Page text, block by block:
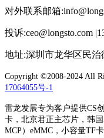
对外联系邮箱
投诉:ceo@longsto.com
地址:深圳市龙华区民治
Copyright ©2008-2024 All
17064055号-1
雷龙发展专为客户提供CS
卡，北京君正主芯片，韩国
MCP）eMMC，小容量TF卡